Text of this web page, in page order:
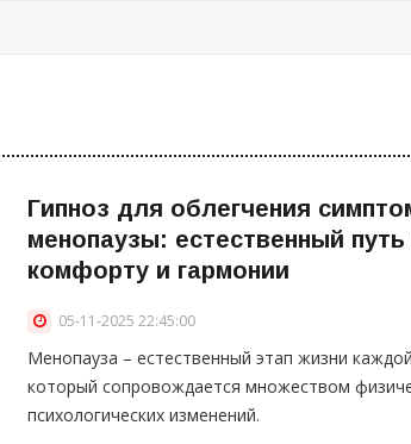
Гипноз для облегчения
менопаузы: естественный путь
комфорту и гармонии
05-11-2025 22:45:00
Менопауза – естественный этап жизни
который сопровождается множеством
психологических изменений.